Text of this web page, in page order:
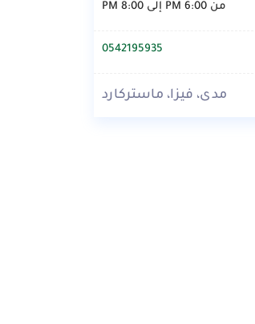
من 6:00 PM إلى 8:00 PM
0542195935
مدى، فيزا، ماستركارد